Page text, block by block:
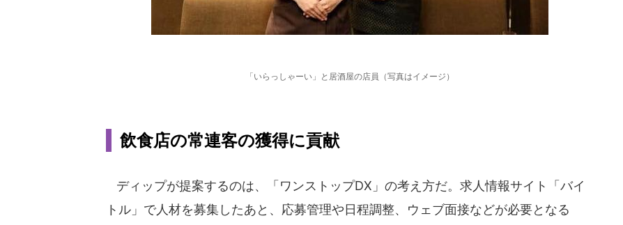
「いらっしゃーい」と居酒屋の店員（写真はイメージ）
飲食店の常連客の獲得に貢献
ディップが提案するのは、「ワンストップDX」の考え方だ。求人情報サイト「バイ
トル」で人材を募集したあと、応募管理や日程調整、ウェブ面接などが必要となる